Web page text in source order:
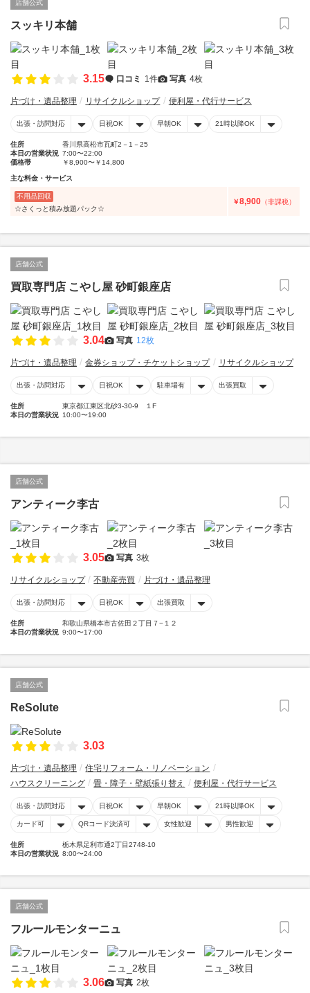
店舗公式
スッキリ本舗
3.15 口コミ 1件 写真 4枚
片づけ・遺品整理 リサイクルショップ 便利屋・代行サービス
出張・訪問対応 日祝OK 早朝OK 21時以降OK
住所
香川県高松市瓦町2－1－25
本日の営業状況 7:00〜22:00
価格帯
￥8,900〜￥14,800
主な料金・サービス
不用品回収
☆さくっと積み放題パック☆
￥8,900 （非課税）
店舗公式
買取専門店 こやし屋 砂町銀座店
3.04 写真 12枚
片づけ・遺品整理 金券ショップ・チケットショップ リサイクルショップ
出張・訪問対応 日祝OK 駐車場有 出張買取
住所
東京都江東区北砂3-30-9 １F
本日の営業状況 10:00〜19:00
店舗公式
アンティーク李古
3.05 写真 3枚
リサイクルショップ 不動産売買 片づけ・遺品整理
出張・訪問対応 日祝OK 出張買取
住所
和歌山県橋本市古佐田２丁目７−１２
本日の営業状況 9:00〜17:00
店舗公式
ReSolute
3.03
片づけ・遺品整理
住宅リフォーム・リノベーション
ハウスクリーニング
畳・障子・壁紙張り替え 便利屋・代行サービス
出張・訪問対応 日祝OK 早朝OK 21時以降OK
カード可 QRコード決済可 女性歓迎 男性歓迎
住所
栃木県足利市通2丁目2748-10
本日の営業状況 8:00〜24:00
店舗公式
フルールモンターニュ
3.06 写真 2枚